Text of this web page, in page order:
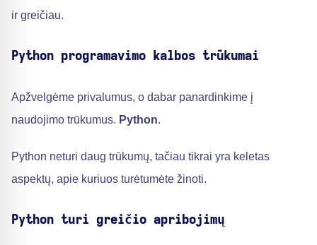
ir greičiau.
Python programavimo kalbos trūkumai
Apžvelgėme privalumus, o dabar panardinkime į
naudojimo trūkumus. Python.
Python neturi daug trūkumų, tačiau tikrai yra keletas
aspektų, apie kuriuos turėtumėte žinoti.
Python turi greičio apribojimų